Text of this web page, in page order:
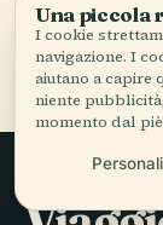
Una piccola
I cookie
navigazione. I
aiutano a capire
niente
momento dal